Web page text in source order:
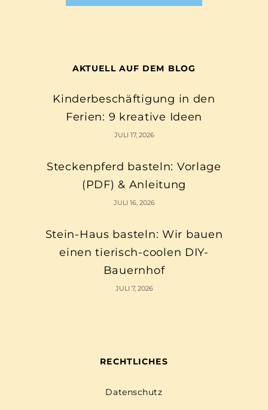
AKTUELL AUF DEM BLOG
Kinderbeschäftigung in den
Ferien: 9 kreative Ideen
JULI 17, 2026
Steckenpferd basteln: Vorlage
(PDF) & Anleitung
JULI 16, 2026
Stein-Haus basteln: Wir bauen
einen tierisch-coolen DIY-
Bauernhof
JULI 7, 2026
RECHTLICHES
Datenschutz